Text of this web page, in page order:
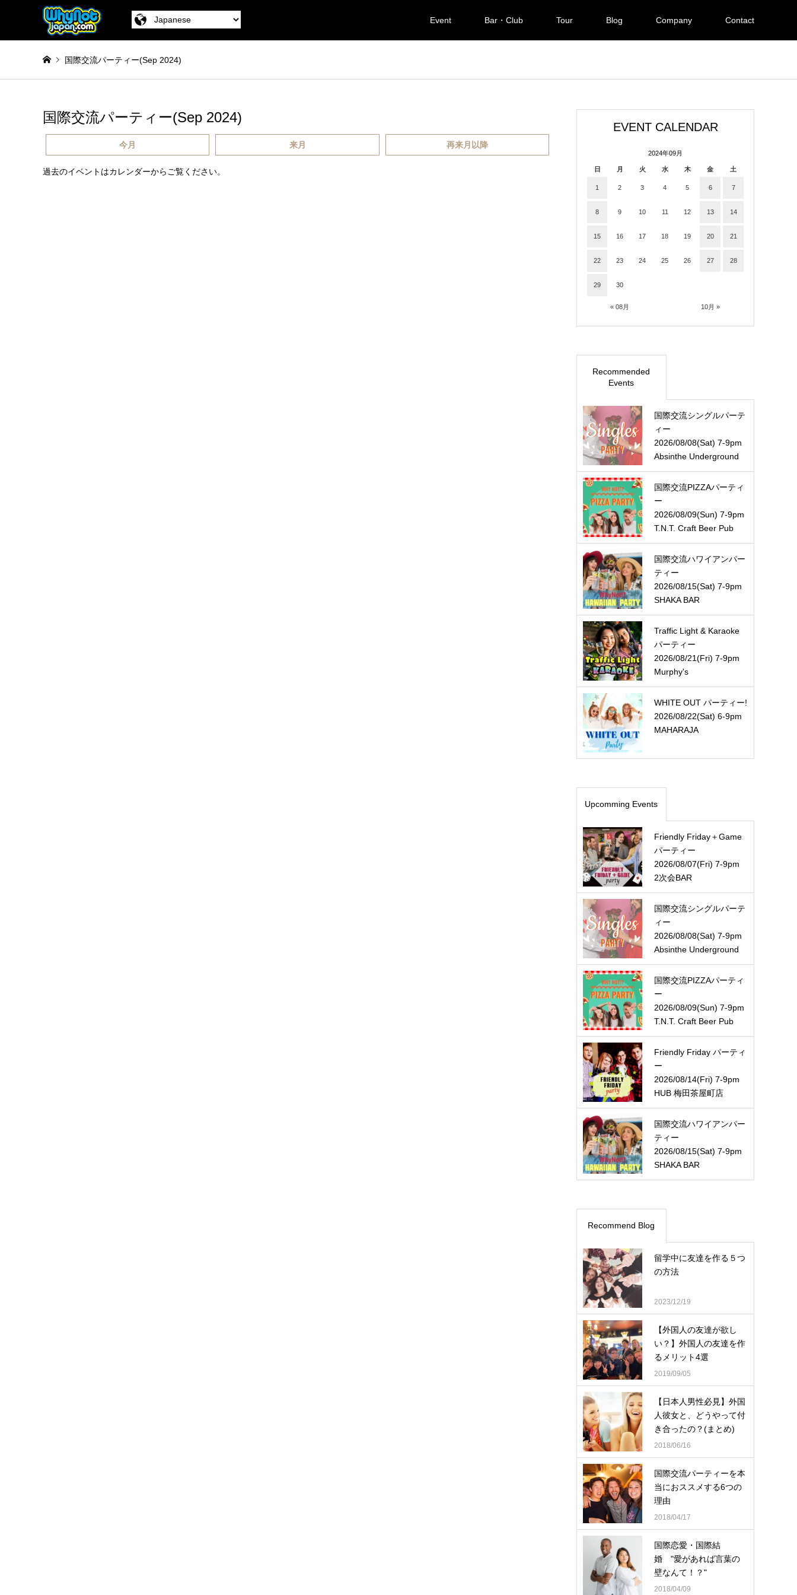
Event Bar・Club Tour Blog Company Contact
国際交流パーティー(Sep 2024)
国際交流パーティー(Sep 2024)
今月 来月 再来月以降
過去のイベントはカレンダーからご覧ください。
EVENT CALENDAR
2024年09月
日 月 火 水 木 金 土
« 08月 10月 »
1 2 3 4 5 6 7
8 9 10 11 12 13 14
15 16 17 18 19 20 21
22 23 24 25 26 27 28
29 30
Recommended
Events
国際交流シングルパーテ
ィー
2026/08/08(Sat) 7-9pm
Absinthe Underground
国際交流PIZZAパーティ
ー
2026/08/09(Sun) 7-9pm
T.N.T. Craft Beer Pub
国際交流ハワイアンパー
ティー
2026/08/15(Sat) 7-9pm
SHAKA BAR
Traffic Light & Karaoke
パーティー
2026/08/21(Fri) 7-9pm
Murphy's
WHITE OUT パーティー!
2026/08/22(Sat) 6-9pm
MAHARAJA
Upcomming Events
Friendly Friday＋Game
パーティー
2026/08/07(Fri) 7-9pm
2次会BAR
国際交流シングルパーテ
ィー
2026/08/08(Sat) 7-9pm
Absinthe Underground
国際交流PIZZAパーティ
ー
2026/08/09(Sun) 7-9pm
T.N.T. Craft Beer Pub
Friendly Friday パーティ
ー
2026/08/14(Fri) 7-9pm
HUB 梅田茶屋町店
国際交流ハワイアンパー
ティー
2026/08/15(Sat) 7-9pm
SHAKA BAR
Recommend Blog
留学中に友達を作る５つ
の方法
2023/12/19
【外国人の友達が欲し
い？】外国人の友達を作
るメリット4選
2019/09/05
【日本人男性必見】外国
人彼女と、どうやって付
き合ったの？(まとめ)
2018/06/16
国際交流パーティーを本
当におススメする6つの
理由
2018/04/17
国際恋愛・国際結
婚 "愛があれば言葉の
壁なんて！？"
2018/04/09